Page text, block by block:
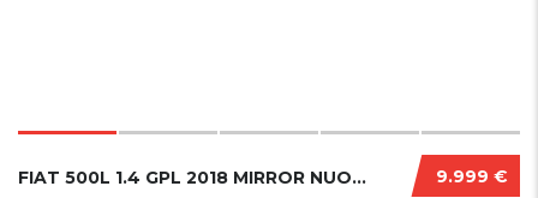
9.999 €
FIAT 500L 1.4 GPL 2018 MIRROR NUOVA